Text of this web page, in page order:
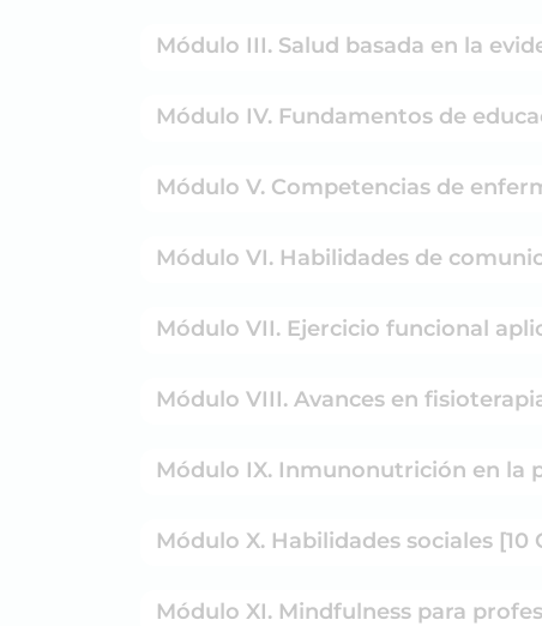
Módulo III. Salud basada en la
Módulo IV. Fundamentos de
Módulo V. Competencias de
Módulo VI. Habilidades de
Módulo VII. Ejercicio funcional
Módulo VIII. Avances en
Módulo IX. Inmunonutrición en la
Módulo X. Habilidades sociales [10
Módulo XI. Mindfulness para